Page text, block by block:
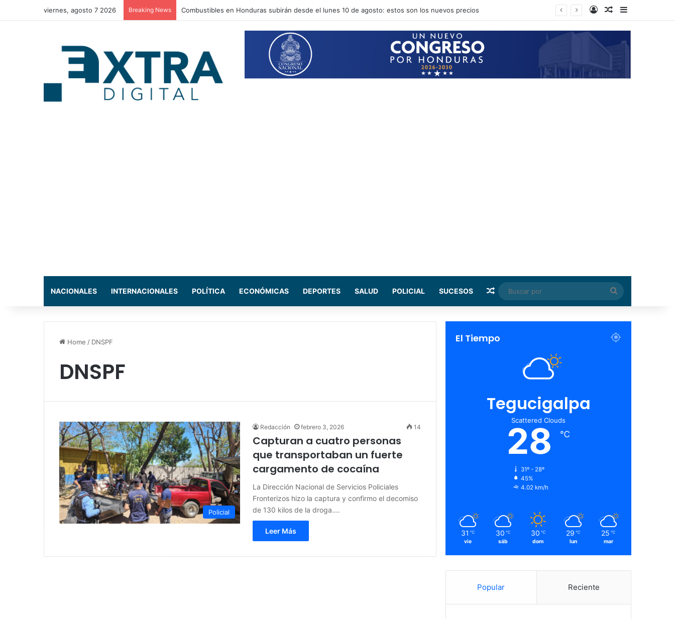
viernes, agosto 7 2026 Breaking News Combustibles en Honduras subirán desde el lunes 10 de agosto: estos son los nuevos precios Log InRandom Article
NACIONALES INTERNACIONALES POLÍTICA ECONÓMICAS DEPORTES SALUD POLICIAL SUCESOS Random Article
Buscar
por
Home / DNSPF
DNSPF
Policial
Redacción febrero 3, 2026 14
Capturan a cuatro personas
que transportaban un fuerte
cargamento de cocaína
La Dirección Nacional de Servicios Policiales
Fronterizos hizo la captura y confirmo el decomiso
de 130 kilos de la droga.…
Leer Más
El Tiempo
Tegucigalpa
Scattered Clouds
28 ℃
31º - 28º
45%
4.02 km/h
31 ℃
vie
30 ℃
sáb
30 ℃
dom
29 ℃
lun
25 ℃
mar
Popular Reciente